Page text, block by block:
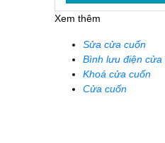
Xem thêm
Sửa cửa cuốn
Bình lưu điện cửa
Khoá cửa cuốn
Cửa cuốn